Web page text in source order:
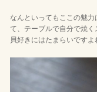
なんといってもここの魅
て、テーブルで自分で焼く
貝好きにはたまらいですよ